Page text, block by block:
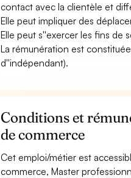
contact avec la clientèle et
Elle peut impliquer des
Elle peut s''exercer les fins de
La rémunération est
d''indépendant).
Conditions et
de commerce
Cet emploi/métier est
commerce, Master